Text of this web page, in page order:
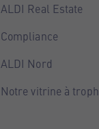
ALDI Real Estate
Compliance
ALDI Nord
Notre vitrine à